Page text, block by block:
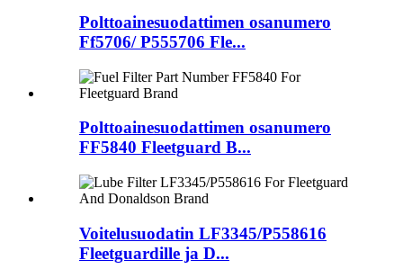
Polttoainesuodattimen osanumero
Ff5706/ P555706 Fle...
Polttoainesuodattimen osanumero
FF5840 Fleetguard B...
Voitelusuodatin LF3345/P558616
Fleetguardille ja D...